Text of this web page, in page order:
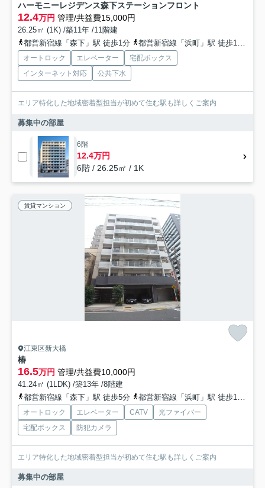
ハーモニーレジデンス森下ステーションフロント
12.4万円 管理/共益費15,000円
26.25㎡ (1K) /築11年 /11階建
都営新宿線「森下」駅 徒歩1分
都営新宿線「浜町」駅 徒歩12分
オートロック エレベーター
宅配ボックス
インターネット対応
公共下水
エリア特化した地域密着型担当が初めて住む駅も詳しくご案内
募集中の部屋
6階
12.4万円
6階 / 26.25㎡ / 1K
賃貸マンション
江東区新大橋
椿
16.5万円 管理/共益費10,000円
41.24㎡ (1LDK) /築13年 /8階建
都営新宿線「森下」駅 徒歩5分
都営新宿線「浜町」駅 徒歩11分
オートロック エレベーター CATV
光ファイバー
宅配ボックス
防犯カメラ
エリア特化した地域密着型担当が初めて住む駅も詳しくご案内
募集中の部屋